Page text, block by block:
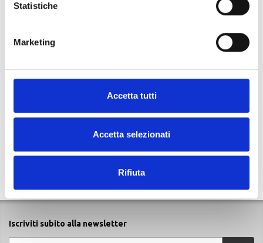
Statistiche
Marketing
Accetta tutti
Accetta selezionati
Rifiuta
UNICA
OJ
Iscriviti subito alla newsletter